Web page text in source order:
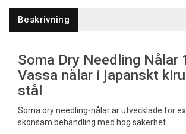
Beskrivning
Soma Dry Needling Nålar
Vassa nålar i japanskt
stål
Soma dry needling-nålar är utvecklade för
skonsam behandling med hög säkerhet.